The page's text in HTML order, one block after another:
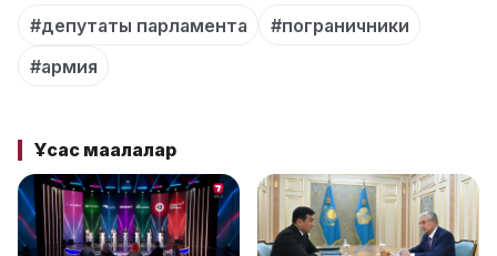
#депутаты парламента
#пограничники
#армия
Ұқсас мақалалар